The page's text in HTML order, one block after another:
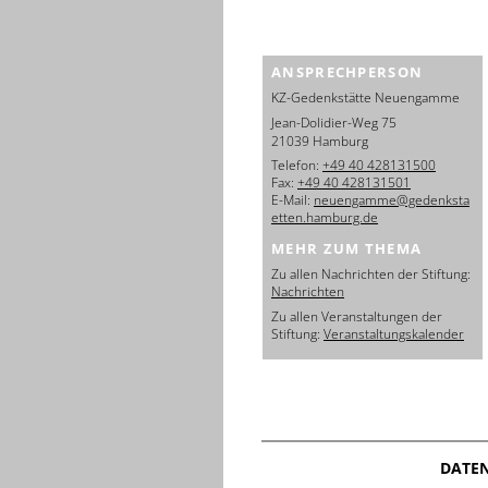
ANSPRECHPERSON
KZ-Gedenkstätte Neuengamme
Jean-Dolidier-Weg 75
21039 Hamburg
Telefon: +49 40 428131500
Fax: +49 40 428131501
E-Mail: neuengamme@gedenksta
etten.hamburg.de
MEHR ZUM THEMA
Zu allen Nachrichten der Stiftung:
Nachrichten
Zu allen Veranstaltungen der
Stiftung: Veranstaltungskalender